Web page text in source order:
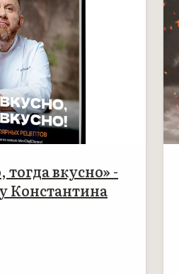
тогда вкусно» -
Константина